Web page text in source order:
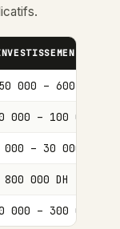
000 – 600 000 DH
000 – 100 000 DH
000 – 30 000 DH
000 DH
000 – 300 000 DH